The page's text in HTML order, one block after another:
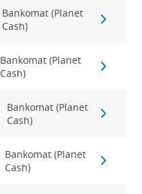
Bankomat (Planet
Cash)
Bankomat (Planet
Cash)
Bankomat (Planet
Cash)
Bankomat (Planet
Cash)